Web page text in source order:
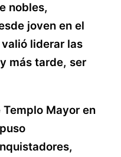
nobles,
joven en el
liderar las
más tarde, ser
Mayor en